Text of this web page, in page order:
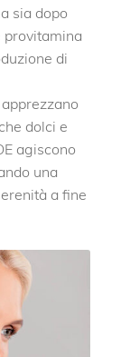
sia dopo
provitamina
di
dolci e
agiscono
una
a fine